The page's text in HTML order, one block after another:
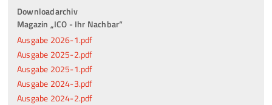
Downloadarchiv
Magazin „ICO - Ihr Nachbar“
Ausgabe 2026-1.pdf
Ausgabe 2025-2.pdf
Ausgabe 2025-1.pdf
Ausgabe 2024-3.pdf
Ausgabe 2024-2.pdf